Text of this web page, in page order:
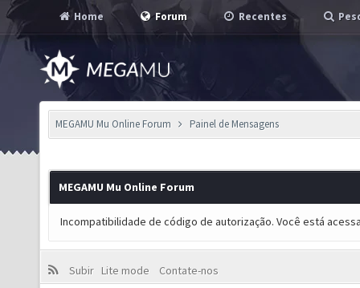
Home Forum Recentes
MEGAMU Mu Online Forum Painel de Mensagens
MEGAMU Mu Online Forum
Incompatibilidade de código de autorização. Você está
Subir Lite mode
Contate-nos